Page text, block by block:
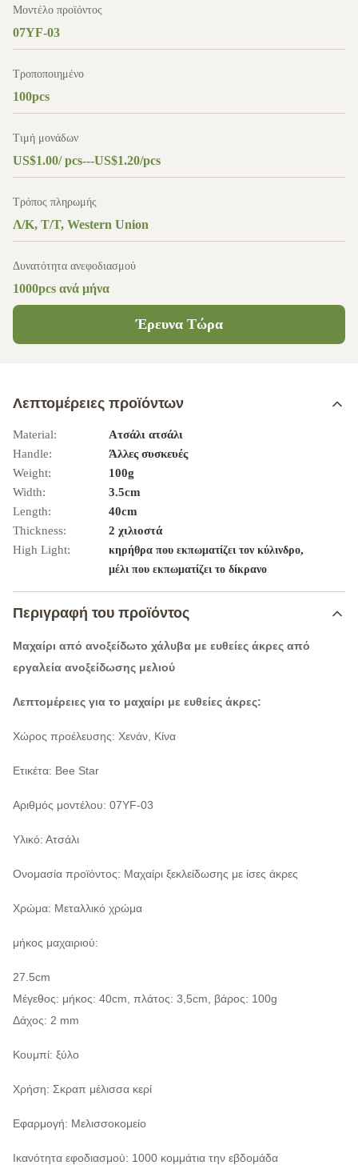
Μοντέλο προϊόντος
07YF-03
Τροποποιημένο
100pcs
Τιμή μονάδων
US$1.00/ pcs---US$1.20/pcs
Τρόπος πληρωμής
Λ/Κ, Τ/Τ, Western Union
Δυνατότητα ανεφοδιασμού
1000pcs ανά μήνα
Έρευνα Τώρα
Λεπτομέρειες προϊόντων
Material:
Ατσάλι ατσάλι
Handle:
Άλλες συσκευές
Weight:
100g
Width:
3.5cm
Length:
40cm
Thickness:
2 χιλιοστά
High Light:
κηρήθρα που εκπωματίζει τον κύλινδρο,
μέλι που εκπωματίζει το δίκρανο
Περιγραφή του προϊόντος
Μαχαίρι από ανοξείδωτο χάλυβα με ευθείες άκρες από
εργαλεία ανοξείδωσης μελιού
Λεπτομέρειες για το μαχαίρι με ευθείες άκρες:
Χώρος προέλευσης: Χενάν, Κίνα
Ετικέτα: Bee Star
Αριθμός μοντέλου: 07YF-03
Υλικό: Ατσάλι
Ονομασία προϊόντος: Μαχαίρι ξεκλείδωσης με ίσες άκρες
Χρώμα: Μεταλλικό χρώμα
μήκος μαχαιριού:
27.5cm
Μέγεθος: μήκος: 40cm, πλάτος: 3,5cm, βάρος: 100g
Δάχος: 2 mm
Κουμπί: ξύλο
Χρήση: Σκραπ μέλισσα κερί
Εφαρμογή: Μελισσοκομείο
Ικανότητα εφοδιασμού: 1000 κομμάτια την εβδομάδα